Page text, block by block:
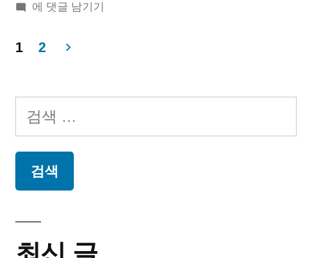
가”
2018
12
오
독
운
동
에 댓글 남기기
이
김
1 2
검
색: